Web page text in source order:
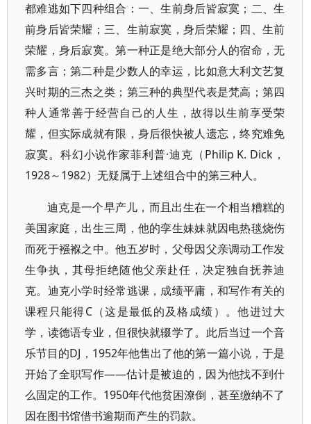
都难逃如下四种组合：一、生前身后皆寂寞；二、生
前身后皆荣耀；三、生前寂寞，身后荣耀；四、生前
荣耀，身后寂寞。第一种正是绝大部分人的宿命，无
需多言；第二种是少数人的幸运，比如意大利文艺复
兴时期的三杰之类；第三种的典型代表是梵高；第四
种人通常善于经营自己的人生，故得以生前享受荣
耀，但实际成就有限，身后很快被人遗忘，终究难免
寂寞。科幻小说作家菲利普·迪克（Philip K. Dick，
1928～1982）无疑属于上述组合中的第三种人。
迪克是一个早产儿，而且出生在一个相当糟糕的
美国家庭，出生三周，他的孪生妹妹就因电热毯烧伤
而死于襁褓之中。他五岁时，父母因父亲调动工作发
生争执，其母拒绝随他父亲赴任，决定独自抚养迪
克。迪克小学时经常逃课，成绩平庸，和写作有关的
课程只能得C（这是最低的及格成绩）。他进过大
学，读德语专业，但很快就辍学了。此后当过一个音
乐节目的DJ，1952年他售出了他的第一篇小说，于是
开始了全职写作——估计是被迫的，因为他找不到什
么固定的工作。1950年代他贫困潦倒，甚至缴纳不了
因在图书馆借书逾期而产生的罚款。